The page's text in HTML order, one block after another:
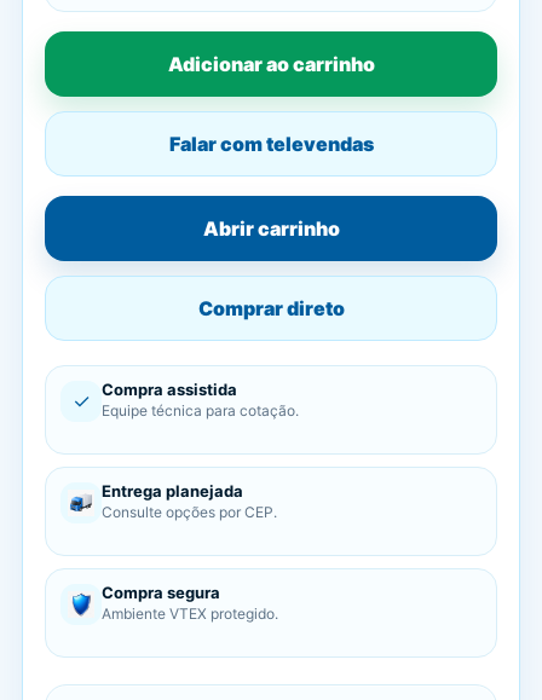
Adicionar ao carrinho
Falar com televendas
Abrir carrinho
Comprar direto
✓ Compra assistida
Equipe técnica para cotação.
Entrega planejada
Consulte opções por CEP.
Compra segura
Ambiente VTEX protegido.